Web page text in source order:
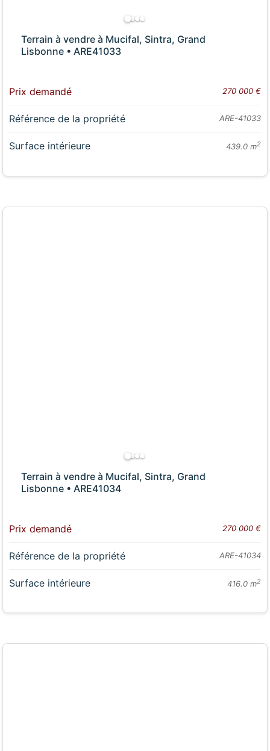
Terrain à vendre à Mucifal, Sintra, Grand
Lisbonne • ARE41033
Prix demandé 270 000 €
Référence de la propriété ARE-41033
Surface intérieure 439.0 m2
Terrain à vendre à Mucifal, Sintra, Grand
Lisbonne • ARE41034
Prix demandé 270 000 €
Référence de la propriété ARE-41034
Surface intérieure 416.0 m2